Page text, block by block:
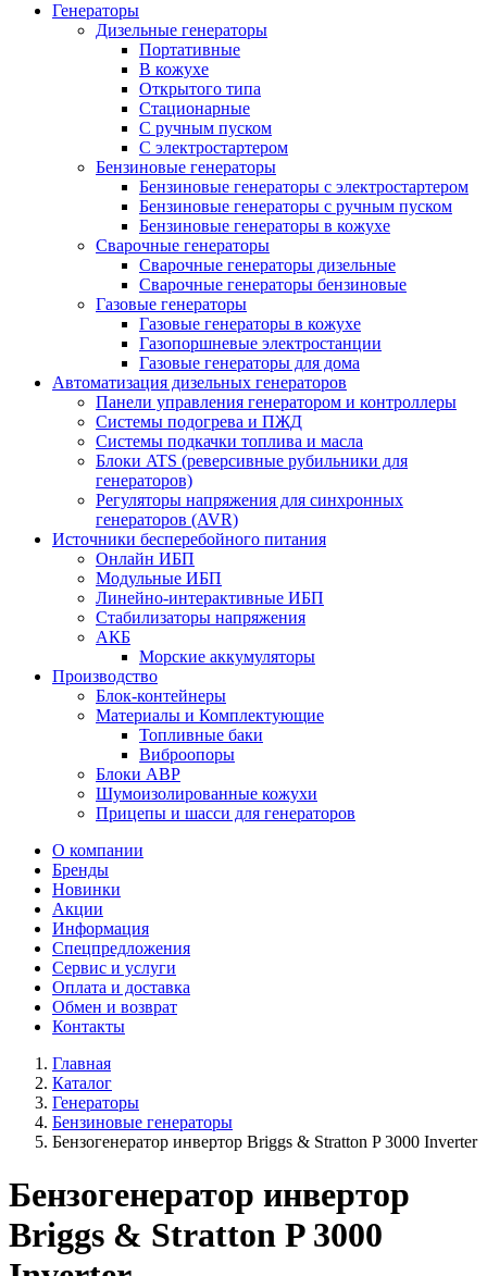
Генераторы
Дизельные генераторы
Портативные
В кожухе
Открытого типа
Стационарные
С ручным пуском
С электростартером
Бензиновые генераторы
Бензиновые генераторы с электростартером
Бензиновые генераторы с ручным пуском
Бензиновые генераторы в кожухе
Сварочные генераторы
Сварочные генераторы дизельные
Сварочные генераторы бензиновые
Газовые генераторы
Газовые генераторы в кожухе
Газопоршневые электростанции
Газовые генераторы для дома
Автоматизация дизельных генераторов
Панели управления генератором и контроллеры
Системы подогрева и ПЖД
Системы подкачки топлива и масла
Блоки ATS (реверсивные рубильники для
генераторов)
Регуляторы напряжения для синхронных
генераторов (AVR)
Источники бесперебойного питания
Онлайн ИБП
Модульные ИБП
Линейно-интерактивные ИБП
Стабилизаторы напряжения
АКБ
Морские аккумуляторы
Производство
Блок-контейнеры
Материалы и Комплектующие
Топливные баки
Виброопоры
Блоки АВР
Шумоизолированные кожухи
Прицепы и шасси для генераторов
О компании
Бренды
Новинки
Акции
Информация
Спецпредложения
Сервис и услуги
Оплата и доставка
Обмен и возврат
Контакты
Главная
Каталог
Генераторы
Бензиновые генераторы
Бензогенератор инвертор Briggs & Stratton P 3000 Inverter
Бензогенератор инвертор
Briggs & Stratton P 3000